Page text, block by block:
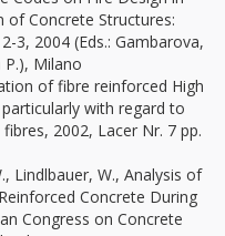
of Concrete Structures:
3, 2004 (Eds.: Gambarova,
P.), Milano
of fibre reinforced High
with regard to
2002, Lacer Nr. 7 pp.
Lindlbauer, W., Analysis of
Concrete During
Congress on Concrete